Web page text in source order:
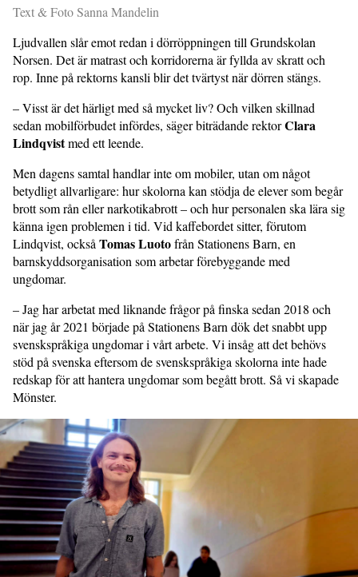
Text & Foto Sanna Mandelin
Ljudvallen slår emot redan i dörröppningen till Grundskolan
Norsen. Det är matrast och korridorerna är fyllda av skratt och
rop. Inne på rektorns kansli blir det tvärtyst när dörren stängs.
– Visst är det härligt med så mycket liv? Och vilken skillnad
sedan mobilförbudet infördes, säger biträdande rektorClara
Lindqvistmed ett leende.
Men dagens samtal handlar inte om mobiler, utan om något
betydligt allvarligare: hur skolorna kan stödja de elever som begår
brott som rån eller narkotikabrott – och hur personalen ska lära sig
känna igen problemen i tid. Vid kaffebordet sitter, förutom
Lindqvist, också Tomas Luotofrån Stationens Barn, en
barnskyddsorganisation som arbetar förebyggande med
ungdomar.
– Jag har arbetat med liknande frågor på finska sedan 2018 och
när jag år 2021 började på Stationens Barn dök det snabbt upp
svenskspråkiga ungdomar i vårt arbete. Vi insåg att det behövs
stöd på svenska eftersom de svenskspråkiga skolorna inte hade
redskap för att hantera ungdomar som begått brott. Så vi skapade
Mönster.